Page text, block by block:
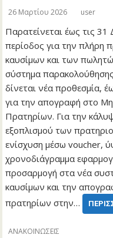
26 Μαρτίου 2026 user
Παρατείνεται έως τις 31
περίοδος για την πλήρη
καυσίμων και των
σύστημα
δίνεται νέα προθεσμία,
για την απογραφή στο
Πρατηρίων. Για την
εξοπλισμού των
ενίσχυση μέσω voucher,
χρονοδιάγραμμα
προσαρμογή στα νέα
καυσίμων και την
πρατηρίων στην…
ΑΝΑΚΟΙΝΩΣΕΙΣ